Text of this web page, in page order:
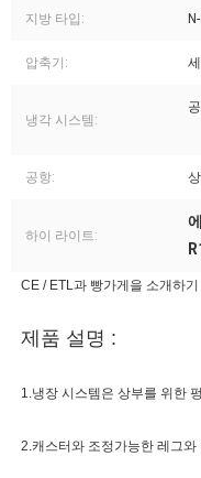
지방 타입:
압축기:
냉각 시스템:
공항:
하이 라이트:
CE / ETL과 빵가게을 소개하
제품 설명 :
1.냉장 시스템은 상부를 위한
2.캐스터와 조정가능한 레그와